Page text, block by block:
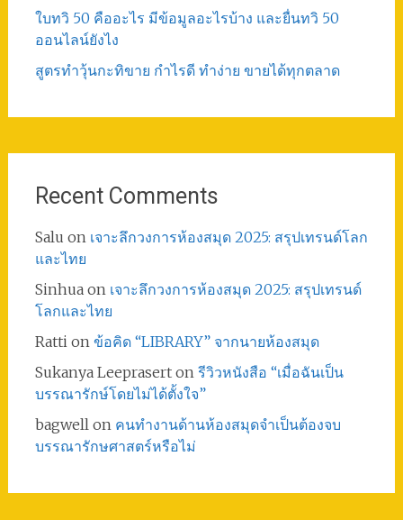
ใบทวิ 50 คืออะไร มีข้อมูลอะไรบ้าง และยื่นทวิ 50
ออนไลน์ยังไง
สูตรทําวุ้นกะทิขาย กำไรดี ทำง่าย ขายได้ทุกตลาด
Recent Comments
Salu on เจาะลึกวงการห้องสมุด 2025: สรุปเทรนด์โลก
และไทย
Sinhuaon เจาะลึกวงการห้องสมุด 2025: สรุปเทรนด์
โลกและไทย
Ratti on ข้อคิด “LIBRARY” จากนายห้องสมุด
Sukanya Leepraserton รีวิวหนังสือ “เมื่อฉันเป็น
บรรณารักษ์โดยไม่ได้ตั้งใจ”
bagwell on คนทำงานด้านห้องสมุดจำเป็นต้องจบ
บรรณารักษศาสตร์หรือไม่